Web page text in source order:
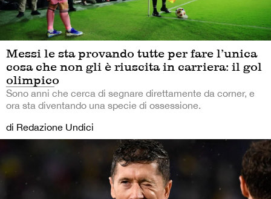
Messi le sta provando tutte per fare l’unica
cosa che non gli è riuscita in carriera: il gol
olimpico
Sono anni che cerca di segnare direttamente da corner, e
ora sta diventando una specie di ossessione.
di Redazione Undici